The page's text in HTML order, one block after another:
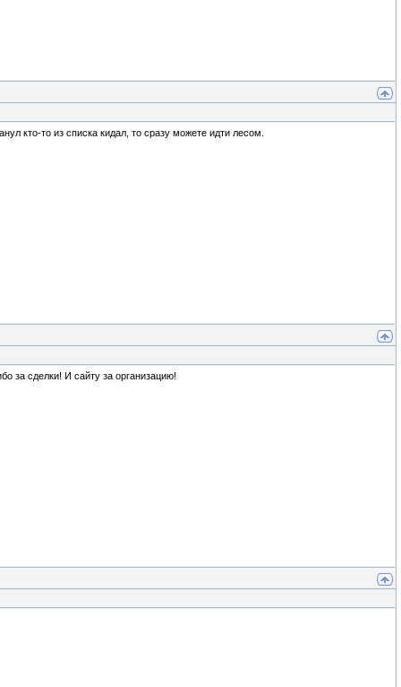
кто-то из списка кидал, то сразу можете идти лесом.
за сделки! И сайту за организацию!